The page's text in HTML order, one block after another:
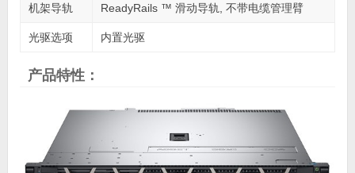
机架导轨 ReadyRails ™ 滑动导轨, 不带电缆管理臂
光驱选项 内置光驱
产品特性：